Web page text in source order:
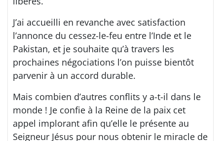
J’ai accueilli en revanche avec satisfaction
l’annonce du cessez-le-feu entre l’Inde et le
Pakistan, et je souhaite qu’à travers les
prochaines négociations l’on puisse bientôt
parvenir à un accord durable.
Mais combien d’autres conflits y a-t-il dans le
monde ! Je confie à la Reine de la paix cet
appel implorant afin qu’elle le présente au
Seigneur Jésus pour nous obtenir le miracle de